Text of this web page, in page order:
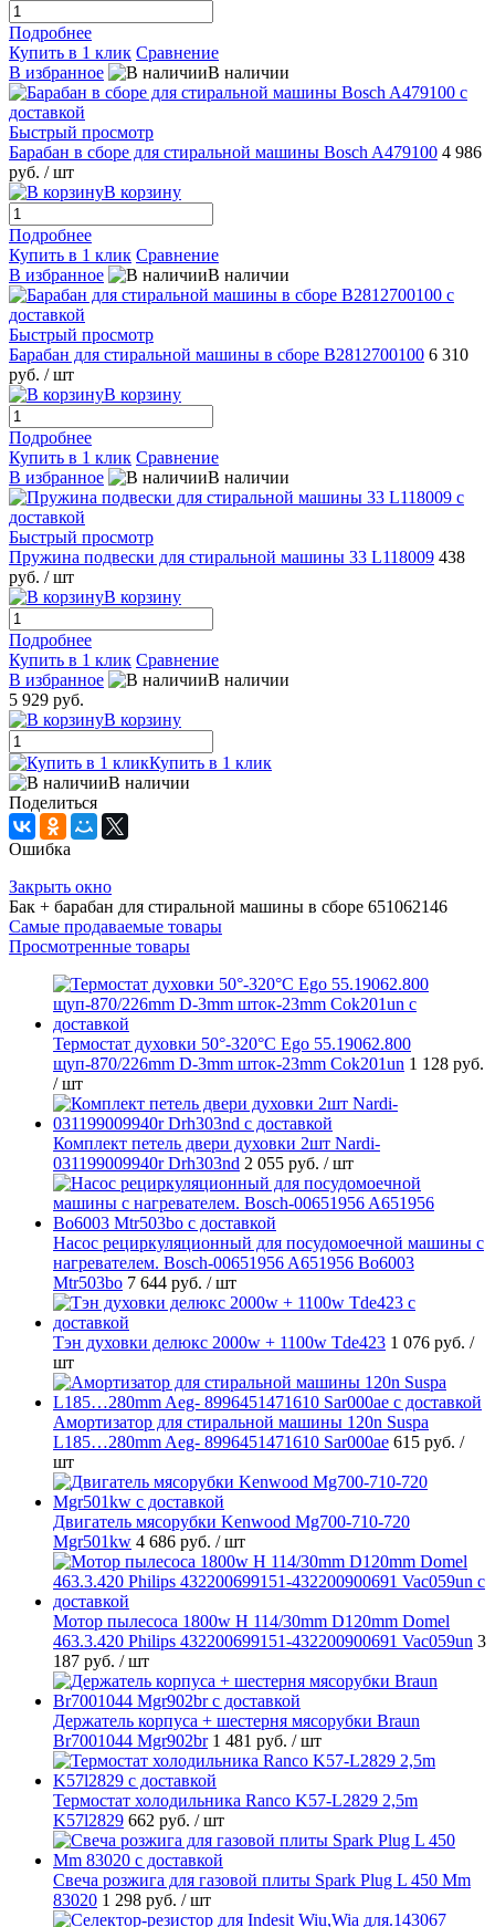
Подробнее
Купить в 1 клик Сравнение
В избранное
В наличии
Быстрый просмотр
Барабан в сборе для стиральной машины Bosch A479100 4 986
руб. / шт
В корзину
Подробнее
Купить в 1 клик Сравнение
В избранное
В наличии
Быстрый просмотр
Барабан для стиральной машины в сборе B2812700100 6 310
руб. / шт
В корзину
Подробнее
Купить в 1 клик Сравнение
В избранное
В наличии
Быстрый просмотр
Пружина подвески для стиральной машины 33 L118009 438
руб. / шт
В корзину
Подробнее
Купить в 1 клик Сравнение
В избранное
В наличии
5 929 руб.
В корзину
Купить в 1 клик
В наличии
Поделиться
Ошибка
Закрыть окно
Бак + барабан для стиральной машины в сборе 651062146
Самые продаваемые товары
Просмотренные товары
Термостат духовки 50°-320°C Ego 55.19062.800
щуп-870/226mm D-3mm шток-23mm Cok201un 1 128 руб.
/ шт
Комплект петель двери духовки 2шт Nardi-
031199009940r Drh303nd 2 055 руб. / шт
Насос рециркуляционный для посудомоечной машины с
нагревателем. Bosch-00651956 A651956 Bo6003
Mtr503bo 7 644 руб. / шт
Тэн духовки делюкс 2000w + 1100w Tde423 1 076 руб. /
шт
Амортизатор для стиральной машины 120n Suspa
L185…280mm Aeg- 8996451471610 Sar000ae 615 руб. /
шт
Двигатель мясорубки Kenwood Mg700-710-720
Mgr501kw 4 686 руб. / шт
Мотор пылесоса 1800w H 114/30mm D120mm Domel
463.3.420 Philips 432200699151-432200900691 Vac059un 3
187 руб. / шт
Держатель корпуса + шестерня мясорубки Braun
Br7001044 Mgr902br 1 481 руб. / шт
Термостат холодильника Ranco K57-L2829 2,5m
K57l2829 662 руб. / шт
Свеча розжига для газовой плиты Spark Plug L 450 Mm
83020 1 298 руб. / шт